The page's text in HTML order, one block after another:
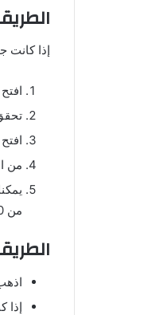
إذا كانت
افتح
افتح
من
من 30 يومًا ولم يتم تعطيل المزامنة.